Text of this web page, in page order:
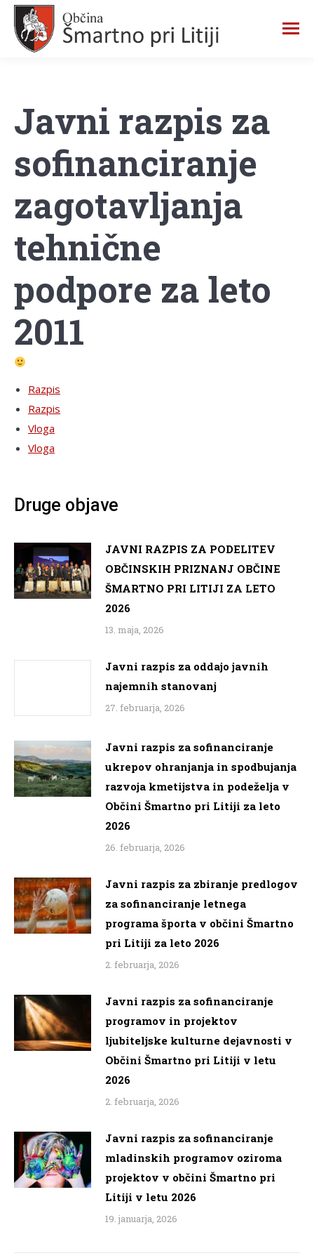
Javni razpis za
sofinanciranje
zagotavljanja
tehnične
podpore za leto
2011
Razpis
Razpis
Vloga
Vloga
Druge objave
JAVNI RAZPIS ZA PODELITEV
OBČINSKIH PRIZNANJ OBČINE
ŠMARTNO PRI LITIJI ZA LETO
2026
13. maja, 2026
Javni razpis za oddajo javnih
najemnih stanovanj
27. februarja, 2026
Javni razpis za sofinanciranje
ukrepov ohranjanja in spodbujanja
razvoja kmetijstva in podeželja v
Občini Šmartno pri Litiji za leto
2026
26. februarja, 2026
Javni razpis za zbiranje predlogov
za sofinanciranje letnega
programa športa v občini Šmartno
pri Litiji za leto 2026
2. februarja, 2026
Javni razpis za sofinanciranje
programov in projektov
ljubiteljske kulturne dejavnosti v
Občini Šmartno pri Litiji v letu
2026
2. februarja, 2026
Javni razpis za sofinanciranje
mladinskih programov oziroma
projektov v občini Šmartno pri
Litiji v letu 2026
19. januarja, 2026